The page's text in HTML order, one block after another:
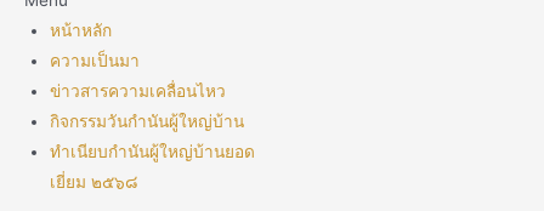
หน้าหลัก
ความเป็นมา
ข่าวสารความเคลื่อนไหว
กิจกรรมวันกำนันผู้ใหญ่บ้าน
ทำเนียบกำนันผู้ใหญ่บ้านยอด
เยี่ยม ๒๕๖๘